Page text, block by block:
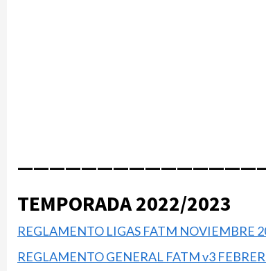
TEMPORADA 2022/2023
REGLAMENTO LIGAS FATM NOVIEMBRE
REGLAMENTO GENERAL FATM v3